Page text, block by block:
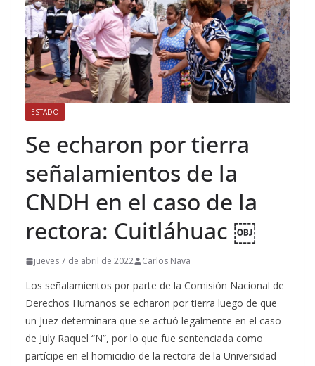
ESTADO
Se echaron por tierra
señalamientos de la
CNDH en el caso de la
rectora: Cuitláhuac ￼
jueves 7 de abril de 2022 Carlos Nava
Los señalamientos por parte de la Comisión Nacional de
Derechos Humanos se echaron por tierra luego de que
un Juez determinara que se actuó legalmente en el caso
de July Raquel “N”, por lo que fue sentenciada como
partícipe en el homicidio de la rectora de la Universidad